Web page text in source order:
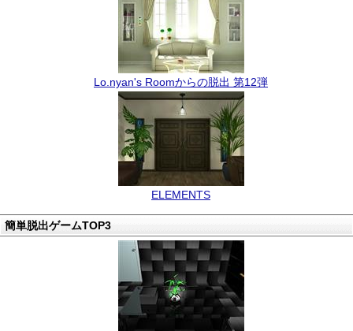
Lo.nyan's Roomからの脱出 第12弾
ELEMENTS
簡単脱出ゲームTOP3